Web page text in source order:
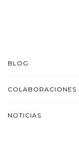
BLOG
COLABORACIONES
NOTICIAS